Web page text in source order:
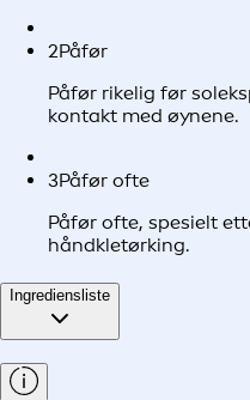
2Påfør
Påfør rikelig før
kontakt med øynene.
3Påfør ofte
Påfør ofte, spesielt
håndkletørking.
Ingrediensliste